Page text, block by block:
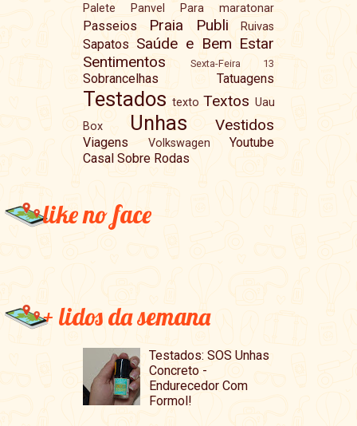
Palete Panvel Para maratonar
Passeios Praia Publi Ruivas
Sapatos Saúde e Bem Estar
Sentimentos
Sexta-Feira 13
Sobrancelhas Tatuagens
Testados texto Textos Uau
Box
Unhas Vestidos
Viagens Volkswagen
Youtube
Casal Sobre Rodas
like no face
+ lidos da semana
Testados: SOS Unhas
Concreto -
Endurecedor Com
Formol!